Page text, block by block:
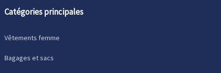
Catégories principales
Vêtements femme
Bagages et sacs